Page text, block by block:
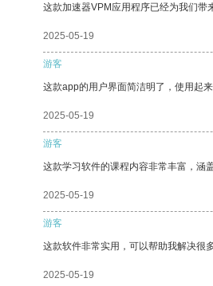
这款加速器VPM应用程序已经为我们带
2025-05-19
游客
这款app的用户界面简洁明了，使用起
2025-05-19
游客
这款学习软件的课程内容非常丰富，涵
2025-05-19
游客
这款软件非常实用，可以帮助我解决很
2025-05-19